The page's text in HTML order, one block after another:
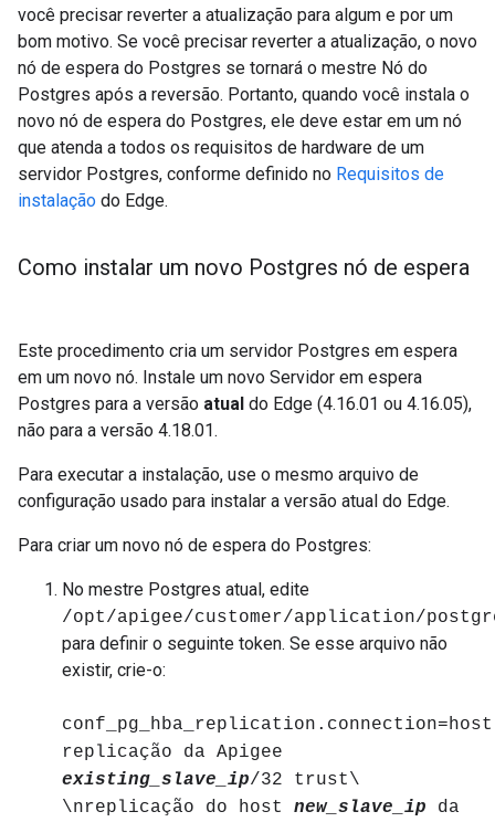
você precisar reverter a atualização para algum e por um
bom motivo. Se você precisar reverter a atualização, o novo
nó de espera do Postgres se tornará o mestre Nó do
Postgres após a reversão. Portanto, quando você instala o
novo nó de espera do Postgres, ele deve estar em um nó
que atenda a todos os requisitos de hardware de um
servidor Postgres, conforme definido no Requisitos de
instalação do Edge.
Como instalar um novo Postgres nó de espera
Este procedimento cria um servidor Postgres em espera
em um novo nó. Instale um novo Servidor em espera
Postgres para a versão atual do Edge (4.16.01 ou 4.16.05),
não para a versão 4.18.01.
Para executar a instalação, use o mesmo arquivo de
configuração usado para instalar a versão atual do Edge.
Para criar um novo nó de espera do Postgres:
No mestre Postgres atual, edite
/opt/apigee/customer/application/
para definir o seguinte token. Se esse arquivo não
existir, crie-o:
conf_pg_hba_replication.connection=host
replicação da Apigee
existing_slave_ip/32 trust\
\nreplicação do host new_slave_ip da